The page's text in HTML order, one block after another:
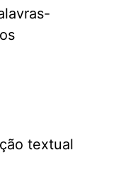
textual